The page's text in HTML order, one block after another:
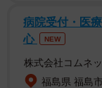
なっていた。周
に残っていた。
い」と話した。
病院受付・医
心
NEW
株式会社コムネ
福島県 福島市